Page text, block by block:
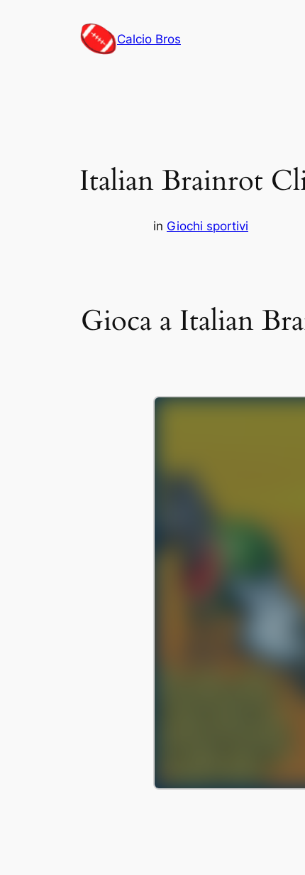
Calcio Bros
Italian Brainrot
in Giochi sportivi
Gioca a Italian